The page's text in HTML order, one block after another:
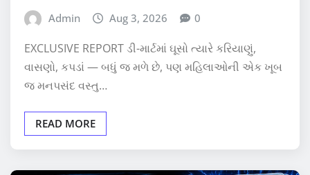
Admin Aug 3, 2026 0
EXCLUSIVE REPORT ડી-માર્ટમાં ઘૂસો ત્યારે કરિયાણું,
વાસણો, કપડાં — બધું જ મળે છે, પણ મહિલાઓની એક ખૂબ
જ મનપસંદ વસ્તુ…
READ MORE